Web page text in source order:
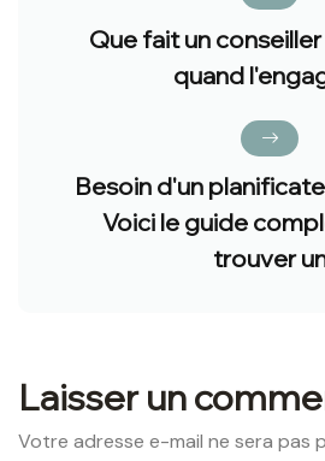
Que fait un
quand
Besoin d'un
Voici le guide
trouver
Laisser un
Votre adresse e-mail ne sera pas